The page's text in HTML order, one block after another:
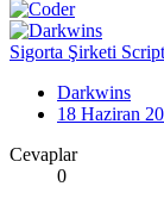
Sigorta Şirketi
Darkwins
18 Haziran
Cevaplar
0